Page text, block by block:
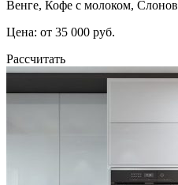
Венге, Кофе с молоком,
Цена: от 35 000 руб.
Рассчитать